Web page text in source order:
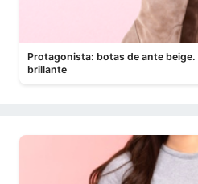
Protagonista: botas de ante beige.
brillante